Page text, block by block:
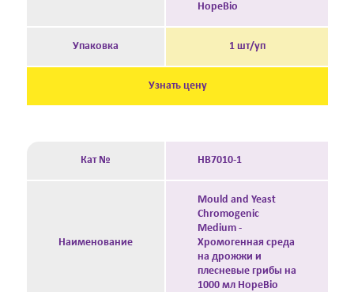
HopeBio
Упаковка 1 шт/уп
Узнать цену
Кат № HB7010-1
Наименование
Mould and Yeast
Chromogenic
Medium -
Хромогенная среда
на дрожжи и
плесневые грибы на
1000 мл HopeBio